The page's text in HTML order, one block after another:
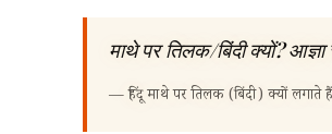
माथे पर तिलक/बिंदी क्यों?
—हिंदू माथे पर तिलक (बिंदी) क्यों